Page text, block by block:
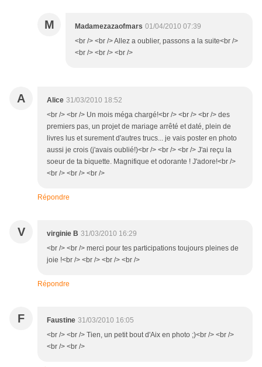
M Madamezazaofmars 01/04/2010 07:39
<br /> <br /> Allez a oublier, passons a la suite<br />
<br /> <br /> <br />
A Alice 31/03/2010 18:52
<br /> <br /> Un mois méga chargé!<br /> <br /> <br /> des
premiers pas, un projet de mariage arrêté et daté, plein de
livres lus et surement d'autres trucs... je vais poster en photo
aussi je crois (j'avais oublié!)<br /> <br /> <br /> J'ai reçu la
soeur de ta biquette. Magnifique et odorante ! J'adore!<br />
<br /> <br /> <br />
Répondre
V virginie B 31/03/2010 16:29
<br /> <br /> merci pour tes participations toujours pleines de
joie !<br /> <br /> <br /> <br />
Répondre
F Faustine 31/03/2010 16:05
<br /> <br /> Tien, un petit bout d'Aix en photo ;)<br /> <br />
<br /> <br />